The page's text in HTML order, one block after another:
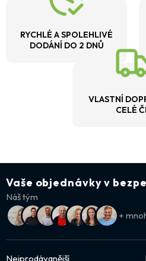
RYCHLÉ A SPOLEHLIVÉ
DODÁNÍ DO 2 DNŮ
VLASTNÍ
CELÉ
Vaše objednávky v
Náš tým
+
Nejprodávanější